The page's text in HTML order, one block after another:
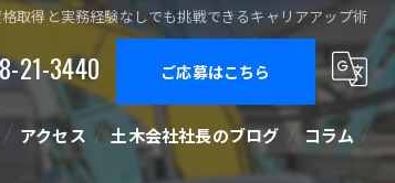
取得と実務経験なしでも挑戦できるキャリアアップ術
21-3440 ご応募はこちら
アクセス 土木会社社長のブログ コラム